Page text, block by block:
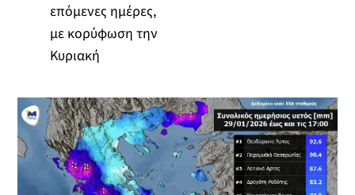
επόμενες ημέρες,
με κορύφωση την
Κυριακή